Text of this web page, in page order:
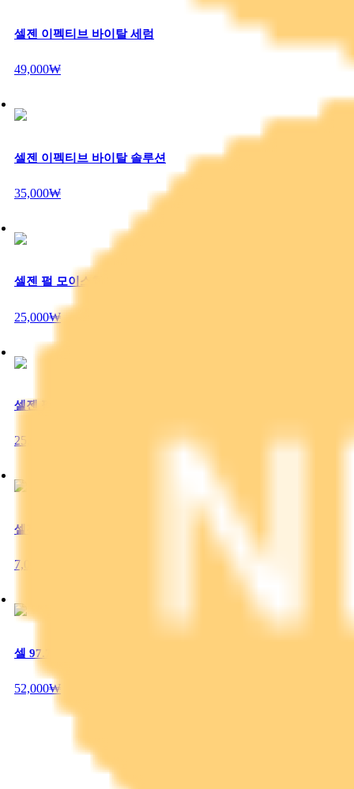
셀젠 이펙티브 바이탈 세럼
49,000₩
셀젠 이펙티브 바이탈 솔루션
35,000₩
셀젠 펄 모이스춰 솔루션 마스크
25,000₩
셀젠 펄 카밍 솔루션 마스크
25,000₩
셀젠 듀바 훼이셜 비누
7,000₩
셀 97.7 에너자이징 크리스탈
52,000₩